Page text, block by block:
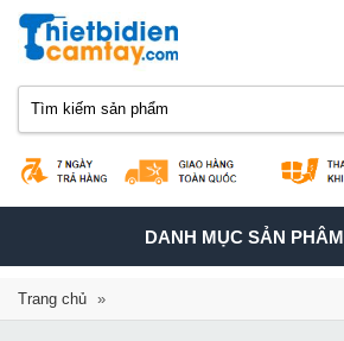
TOGGLE
DANH MỤC SẢN PHÂM
Trang chủ »